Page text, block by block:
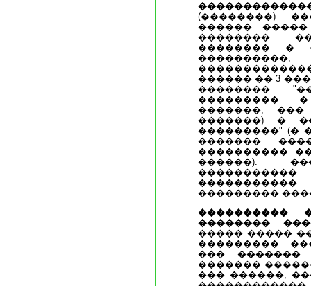
(��������)
������
��������
�������� �
������ �� 3
��������
���������
�������,
�������) �
���������" (�
�������
����������
������).
���������
����������
��������
����� �����
���������
��� �������
�������
��� ������,